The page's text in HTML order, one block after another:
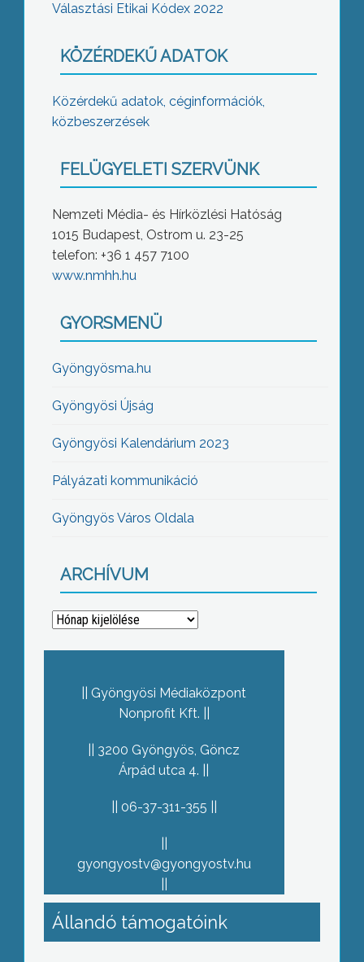
Választási Etikai Kódex 2022
KÖZÉRDEKŰ ADATOK
Közérdekű adatok, céginformációk,
közbeszerzések
FELÜGYELETI SZERVÜNK
Nemzeti Média- és Hírközlési Hatóság
1015 Budapest, Ostrom u. 23-25
telefon: +36 1 457 7100
www.nmhh.hu
GYORSMENÜ
Gyöngyösma.hu
Gyöngyösi Újság
Gyöngyösi Kalendárium 2023
Pályázati kommunikáció
Gyöngyös Város Oldala
ARCHÍVUM
Archívum
Gyöngyösi Médiaközpont
Nonprofit Kft.
3200 Gyöngyös, Göncz
Árpád utca 4.
06-37-311-355
gyongyostv@gyongyostv.hu
Állandó támogatóink